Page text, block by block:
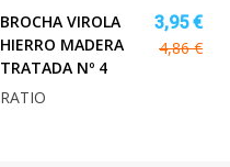
BROCHA VIROLA
HIERRO MADERA
TRATADA Nº 4
3,95 €
4,86 €
RATIO